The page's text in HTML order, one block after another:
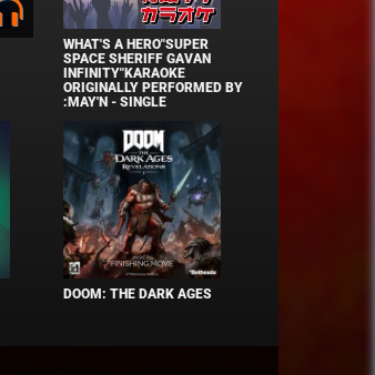
WHAT'S A HERO"SUPER
SPACE SHERIFF GAVAN
INFINITY"KARAOKE
ORIGINALLY PERFORMED BY
:MAY'N - SINGLE
DOOM: THE DARK AGES